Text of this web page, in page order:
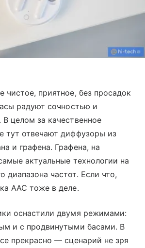
чистое, приятное, без просадок
радуют сочностью и
целом за качественное
тут отвечают диффузоры из
и графена. Графена, на
актуальные технологии на
диапазона частот. Если что,
AAC тоже в деле.
оснастили двумя режимами:
и с продвинутыми басами. В
прекрасно — сценарий не зря